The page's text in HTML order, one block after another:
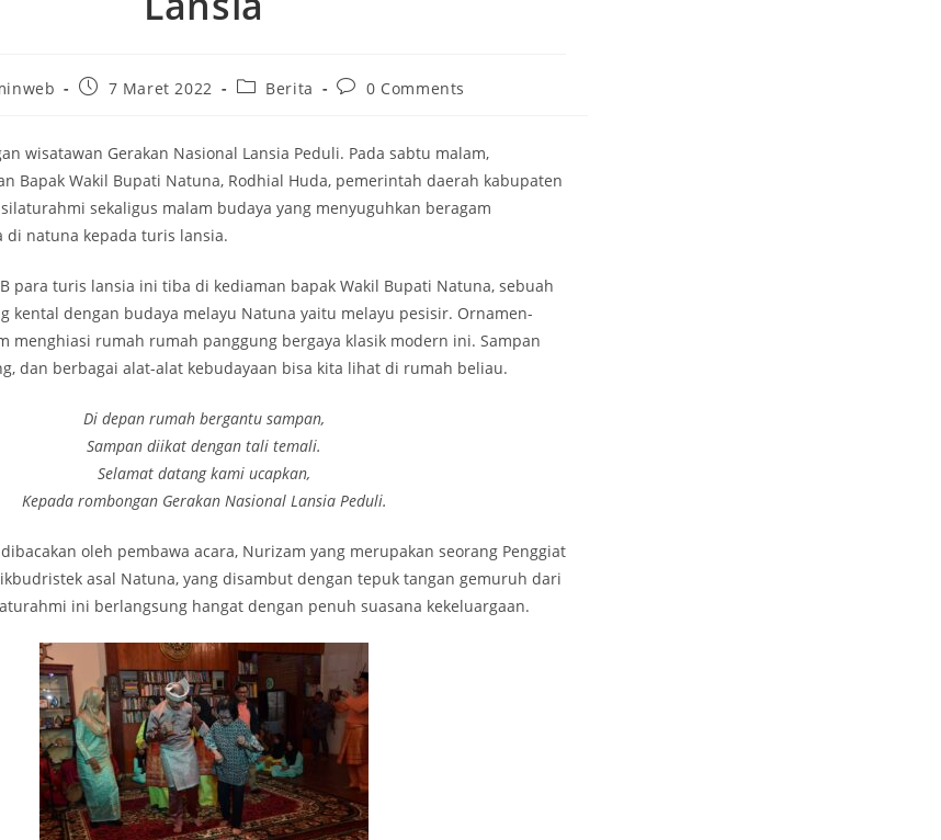
7 Maret 2022 Berita 0 Comments
wisatawan Gerakan Nasional Lansia Peduli. Pada sabtu malam,
Bapak Wakil Bupati Natuna, Rodhial Huda, pemerintah daerah kabupaten
sekaligus malam budaya yang menyuguhkan beragam
di natuna kepada turis lansia.
para turis lansia ini tiba di kediaman bapak Wakil Bupati Natuna, sebuah
kental dengan budaya melayu Natuna yaitu melayu pesisir. Ornamen-
menghiasi rumah rumah panggung bergaya klasik modern ini. Sampan
dan berbagai alat-alat kebudayaan bisa kita lihat di rumah beliau.
Di depan rumah bergantu sampan,
Sampan diikat dengan tali temali.
Selamat datang kami ucapkan,
Kepada rombongan Gerakan Nasional Lansia Peduli.
oleh pembawa acara, Nurizam yang merupakan seorang Penggiat
asal Natuna, yang disambut dengan tepuk tangan gemuruh dari
ini berlangsung hangat dengan penuh suasana kekeluargaan.